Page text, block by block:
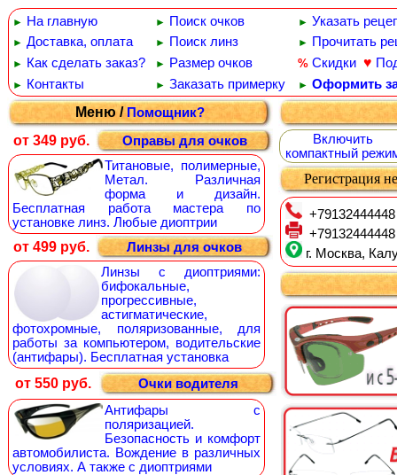
► На главную ► Поиск очков ► Указать
► Доставка, оплата ► Поиск линз ► Прочитать
► Как сделать заказ? ► Размер очков % Скидки ♥
► Контакты ► Заказать примерку ► Оформить
Меню /Помощник?
от 349 руб.
Оправы для очков
Титановые, полимерные,
Метал. Различная
форма и дизайн.
Бесплатная работа мастера по
установке линз. Любые диоптрии
от 499 руб.
Линзы для очков
Линзы с диоптриями:
бифокальные,
прогрессивные,
астигматические,
фотохромные, поляризованные, для
работы за компьютером, водительские
(антифары). Бесплатная установка
от 550 руб.
Очки водителя
Антифары с
поляризацией.
Безопасность и комфорт
автомобилиста. Вождение в различных
условиях. А также с диоптриями
Включить
компактный
Регистрация
+79132444448
+79132444448
г. Москва,